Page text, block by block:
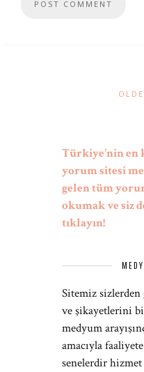
Türkiye'nin en
yorum sitesi
gelen tüm
okumak ve siz
tıklayın!
Sitemiz
ve şikayetlerini
medyum
amacıyla
senelerdir